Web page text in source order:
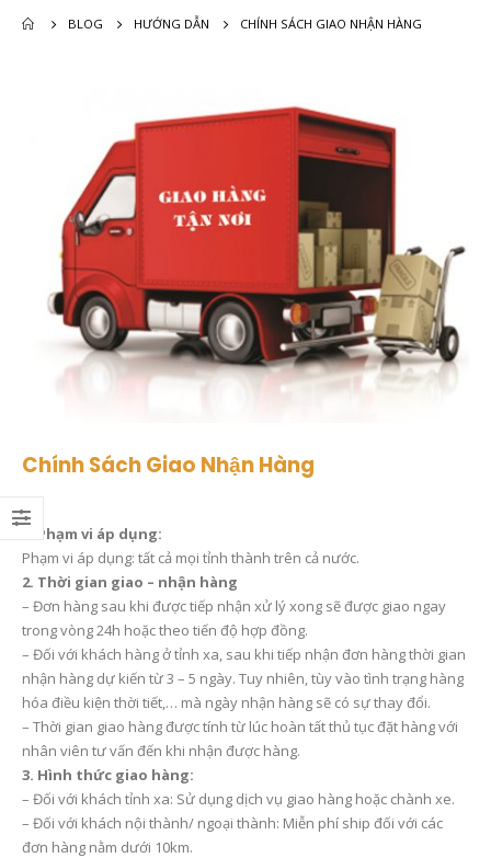
BLOG HƯỚNG DẪN CHÍNH SÁCH GIAO NHẬN HÀNG
Chính Sách Giao Nhận Hàng
1. Phạm vi áp dụng:
Phạm vi áp dụng: tất cả mọi tỉnh thành trên cả nước.
2. Thời gian giao – nhận hàng
– Đơn hàng sau khi được tiếp nhận xử lý xong sẽ được giao ngay
trong vòng 24h hoặc theo tiến độ hợp đồng.
– Đối với khách hàng ở tỉnh xa, sau khi tiếp nhận đơn hàng thời gian
nhận hàng dự kiến từ 3 – 5 ngày. Tuy nhiên, tùy vào tình trạng hàng
hóa điều kiện thời tiết,… mà ngày nhận hàng sẽ có sự thay đổi.
– Thời gian giao hàng được tính từ lúc hoàn tất thủ tục đặt hàng với
nhân viên tư vấn đến khi nhận được hàng.
3. Hình thức giao hàng:
– Đối với khách tỉnh xa: Sử dụng dịch vụ giao hàng hoặc chành xe.
– Đối với khách nội thành/ ngoại thành: Miễn phí ship đối với các
đơn hàng nằm dưới 10km.